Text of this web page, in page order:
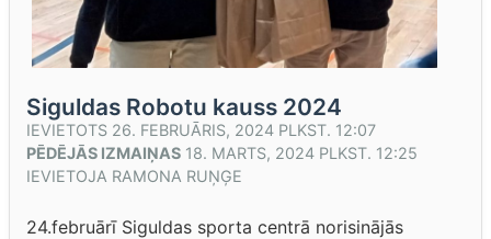
Siguldas Robotu kauss 2024
IEVIETOTS 26. FEBRUĀRIS, 2024 PLKST. 12:07
PĒDĒJĀS IZMAIŅAS 18. MARTS, 2024 PLKST. 12:25
IEVIETOJA RAMONA RUŅĢE
24.februārī Siguldas sporta centrā norisinājās